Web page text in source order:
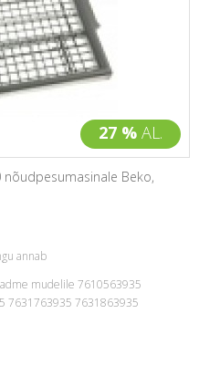
27 % AL.
Beko,
annab
mudelile 7610563935
7631763935 7631863935